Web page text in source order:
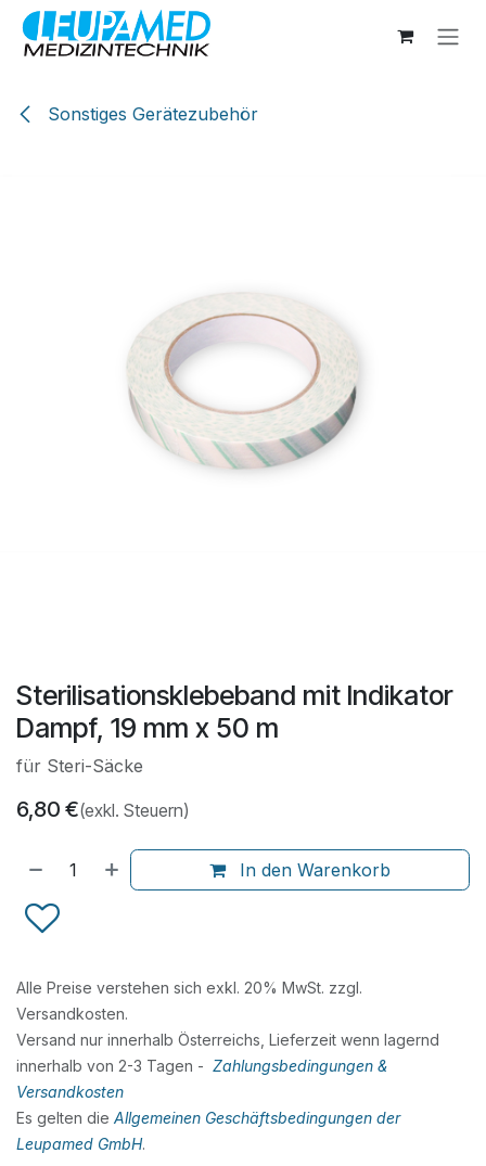
Zum Inhalt springen
Sonstiges Gerätezubehör
Sterilisationsklebeband mit Indikator
Dampf, 19 mm x 50 m
für Steri-Säcke
6,80 €(exkl. Steuern)
In den Warenkorb
Alle Preise verstehen sich exkl. 20% MwSt. zzgl.
Versandkosten.
Versand nur innerhalb Österreichs, Lieferzeit wenn lagernd
innerhalb von 2-3 Tagen - Zahlungsbedingungen &
Versandkosten
Es gelten die Allgemeinen Geschäftsbedingungen der
Leupamed GmbH.